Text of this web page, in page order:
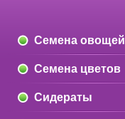
Семена овощей
Семена цветов
Сидераты